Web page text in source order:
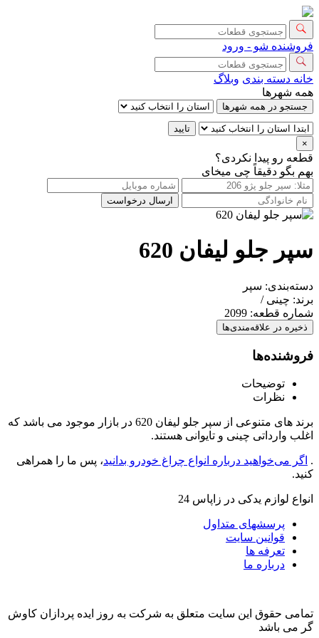
فروشنده شو - ورود
خانه دسته بندی وبلاگ
همه شهرها
جستجو در همه شهرها
تایید
×
قطعه رو پیدا نکردی؟
بهم بگو دقیقاً چی میخای
ارسال درخواست
سپر جلو لیفان 620
دسته‌بندی: سپر
برند: چینی /
شماره قطعه: 2099
ذخیره در علاقه‌مندی‌ها
فروشنده‌ها
توضیحات
نظرات
برند های متنوعی از سپر جلو لیفان 620 در بازار موجود می باشد که
اغلب وارداتی چینی و تایوانی هستند.
. اگر می‌خواهید درباره انواع چراغ خودرو بدانید، پس ما را همراهی
کنید.
انواع لوازم یدکی در زاپاس 24
پرسشهای متداول
قوانین سایت
تعرفه ها
درباره ما
تمامی حقوق این سایت متعلق به شرکت به روز ایده پردازان کاوش
گر می باشد